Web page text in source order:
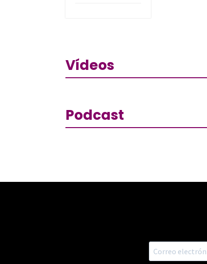
Vídeos
Podcast